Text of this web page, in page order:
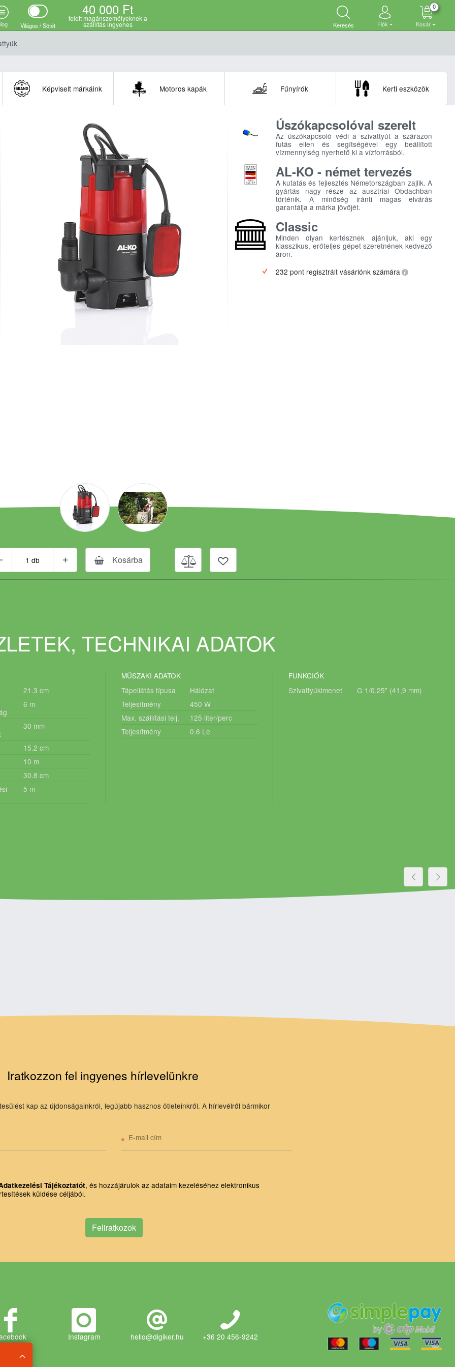
Világos / Sötét
40 000 Ft
felett magánszemélyeknek a
szállítás ingyenes Keresés Fiók Kosár
0
Képviselt márkáink Motoros kapák Fűnyírók Kerti eszközök
Úszókapcsolóval szerelt
Az úszókapcsoló védi a szivattyút a szárazon
futás ellen és segítségével egy beállított
vízmennyiség nyerhető ki a vízforrásból.
AL-KO - német tervezés
A kutatás és fejlesztés Németországban zajlik. A
gyártás nagy része az ausztriai Obdachban
történik. A minőség iránti magas elvárás
garantálja a márka jövőjét.
Classic
Minden olyan kertésznek ajánljuk, aki egy
klasszikus, erőteljes gépet szeretnének kedvező
áron.
232 pont regisztrált vásárlónk számára
Kosárba
TECHNIKAI ADATOK
21.3 cm
6 m
30 mm
15.2 cm
10 m
30.8 cm
5 m
MŰSZAKI ADATOK
Tápellátás típusa
Hálózat
Teljesítmény
450W
Max. szállítási telj.
125 liter/perc
Teljesítmény
0.6 Le
FUNKCIÓK
Szivattyúkimenet
G 1/0,25" (41,9 mm)
Iratkozzon fel ingyenes hírlevelünkre
kap az újdonságainkról, legújabb hasznos ötleteinkről. A hírlevélről bármikor
E-mail cím
Tájékoztatót, és hozzájárulok az adataim kezeléséhez elektronikus
küldése céljából.
Feliratkozok
Instagram hello@digiker.hu +36 20 456-9242